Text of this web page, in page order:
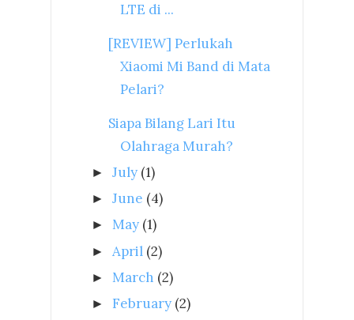
LTE di ...
[REVIEW] Perlukah
Xiaomi Mi Band di Mata
Pelari?
Siapa Bilang Lari Itu
Olahraga Murah?
►July (1)
►June (4)
►May (1)
► April (2)
►March (2)
► February (2)